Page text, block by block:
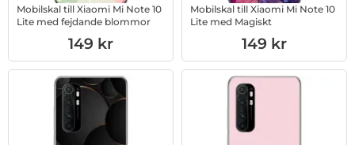
Mobilskal till Xiaomi Mi Note 10
Lite med fejdande blommor
Art. nr 1003016573
149 kr
Mobilskal till Xiaomi Mi Note 10
Lite med Magiskt
Art. nr 1003016574
149 kr